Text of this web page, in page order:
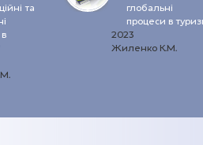
та
глобальні
процеси в
2023
Жиленко К.М.